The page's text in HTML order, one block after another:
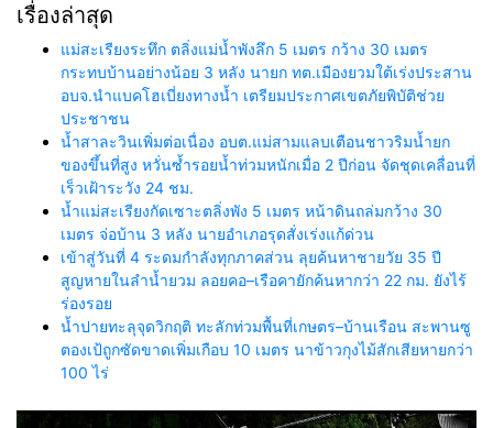
เรื่องล่าสุด
แม่สะเรียงระทึก ตลิ่งแม่น้ำพังลึก 5 เมตร กว้าง 30 เมตร
กระทบบ้านอย่างน้อย 3 หลัง นายก ทต.เมืองยวมใต้เร่งประสาน
อบจ.นำแบคโฮเบี่ยงทางน้ำ เตรียมประกาศเขตภัยพิบัติช่วย
ประชาชน
น้ำสาละวินเพิ่มต่อเนื่อง อบต.แม่สามแลบเตือนชาวริมน้ำยก
ของขึ้นที่สูง หวั่นซ้ำรอยน้ำท่วมหนักเมื่อ 2 ปีก่อน จัดชุดเคลื่อนที่
เร็วเฝ้าระวัง 24 ชม.
น้ำแม่สะเรียงกัดเซาะตลิ่งพัง 5 เมตร หน้าดินถล่มกว้าง 30
เมตร จ่อบ้าน 3 หลัง นายอำเภอรุดสั่งเร่งแก้ด่วน
เข้าสู่วันที่ 4 ระดมกำลังทุกภาคส่วน ลุยค้นหาชายวัย 35 ปี
สูญหายในลำน้ำยวม ลอยคอ–เรือคายักค้นหากว่า 22 กม. ยังไร้
ร่องรอย
น้ำปายทะลุจุดวิกฤติ ทะลักท่วมพื้นที่เกษตร–บ้านเรือน สะพานซู
ตองเป้ถูกซัดขาดเพิ่มเกือบ 10 เมตร นาข้าวกุงไม้สักเสียหายกว่า
100 ไร่